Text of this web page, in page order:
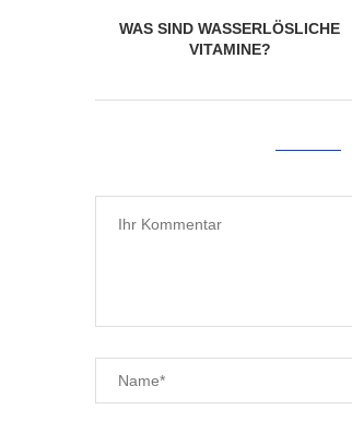
WAS SIND WASSERLÖSLICHE
VITAMINE?